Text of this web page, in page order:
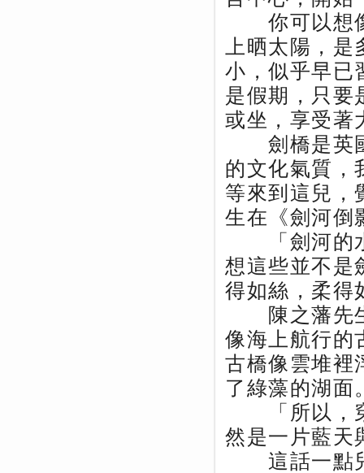
你可以想像
上晒太陽，
小，似乎早已
是假期，只要
或坐，享受著
劍橋是英國
的文化氣質，
等來到這兒，
生在《劍河倒
「劍河的水
想這些並不是
得如絲，柔得
陳之藩先生
像海上航行的
古橋像雲堆裡
了綠藻的湖面
「所以，穿
然是一片藍天
這話一點兒